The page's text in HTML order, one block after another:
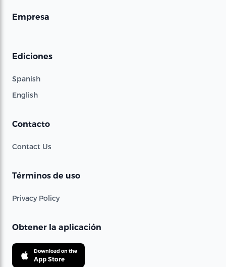
Empresa
Ediciones
Spanish
English
Contacto
Contact Us
Términos de uso
Privacy Policy
Obtener la aplicación
Download on the
App Store